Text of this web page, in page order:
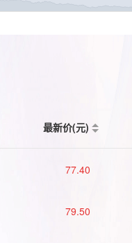
最新价(元)
77.40
79.50